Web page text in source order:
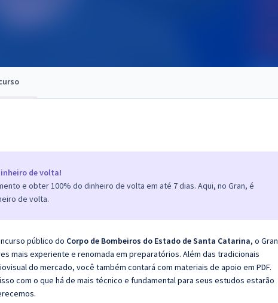
de volta!
e obter 100% do dinheiro de volta em até 7 dias. Aqui, no Gran, é
de volta.
público do Corpo de Bombeiros do Estado de Santa Catarina, o Gran
mais experiente e renomada em preparatórios. Além das tradicionais
do mercado, você também contará com materiais de apoio em PDF.
com o que há de mais técnico e fundamental para seus estudos estarão